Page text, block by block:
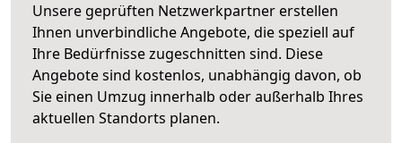
Unsere geprüften Netzwerkpartner erstellen
Ihnen unverbindliche Angebote, die speziell auf
Ihre Bedürfnisse zugeschnitten sind. Diese
Angebote sind kostenlos, unabhängig davon, ob
Sie einen Umzug innerhalb oder außerhalb Ihres
aktuellen Standorts planen.